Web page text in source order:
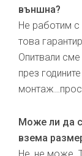
външна?
Не работим с
това
Опитвали
през
Може ли да
взема